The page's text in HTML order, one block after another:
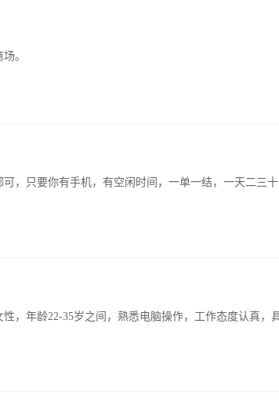
。
，只要你有手机，有空闲时间，一单一结，一天二三
，年龄22-35岁之间，熟悉电脑操作，工作态度认真，